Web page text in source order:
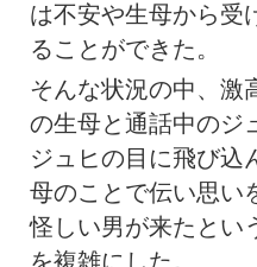
は不安や生母から受
ることができた。
そんな状況の中、激
の生母と通話中のジ
ジュヒの目に飛び込
母のことで伝い思い
怪しい男が来たとい
を複雑にした。